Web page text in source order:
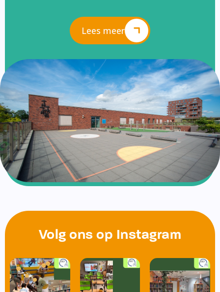
Lees meer
Volg ons op Instagram